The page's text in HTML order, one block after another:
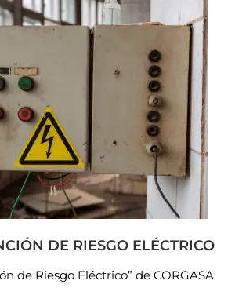
DE RIESGO ELÉCTRICO
de Riesgo Eléctrico” de CORGASA